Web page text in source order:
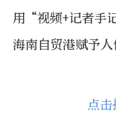
用“视频+记者手
海南自贸港赋予人
点击